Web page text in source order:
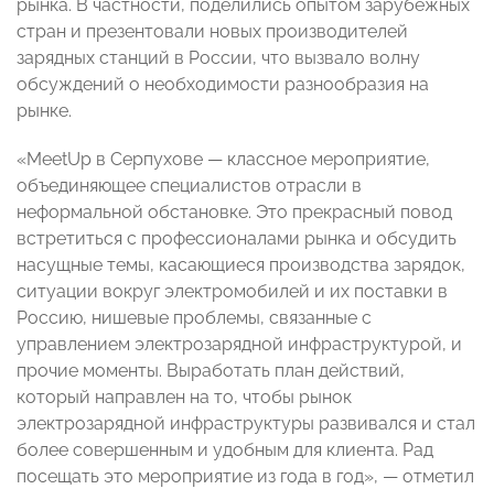
рынка. В частности, поделились опытом зарубежных
стран и презентовали новых производителей
зарядных станций в России, что вызвало волну
обсуждений о необходимости разнообразия на
рынке.
«MeetUp в Серпухове — классное мероприятие,
объединяющее специалистов отрасли в
неформальной обстановке. Это прекрасный повод
встретиться с профессионалами рынка и обсудить
насущные темы, касающиеся производства зарядок,
ситуации вокруг электромобилей и их поставки в
Россию, нишевые проблемы, связанные с
управлением электрозарядной инфраструктурой, и
прочие моменты. Выработать план действий,
который направлен на то, чтобы рынок
электрозарядной инфраструктуры развивался и стал
более совершенным и удобным для клиента. Рад
посещать это мероприятие из года в год», — отметил